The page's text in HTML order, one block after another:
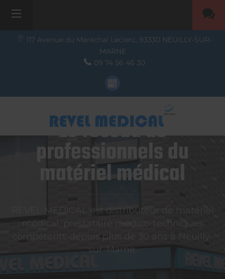
117 Avenue du Maréchal Leclerc, 93330 NEUILLY-SUR-
MARNE
09 74 56 46 30
Le réseau de
professionnels du
matériel médical
REVEL MEDICAL est distributeur de matériel
médical, prestataire médico-techniques
compétents depuis plus de 30 ans à Neuilly-
sur-Marne.